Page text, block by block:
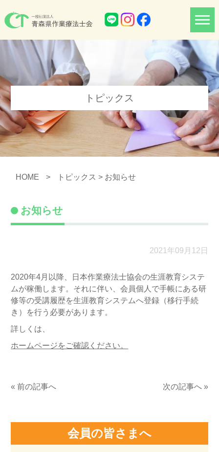
トピックス
HOME > トピックス > お知らせ
お知らせ
2021年09月12日
2020年4月以降、日本作業療法士協会の生涯教育システ
ムが稼働します。それに伴い、会員個人で手帳にある研
修等の受講履歴を生涯教育システムへ登録（移行手続
き）を行う必要があります。
詳しくは、
ホームページをご確認ください。
« 前の記事へ 次の記事へ »
会員の皆さまへ